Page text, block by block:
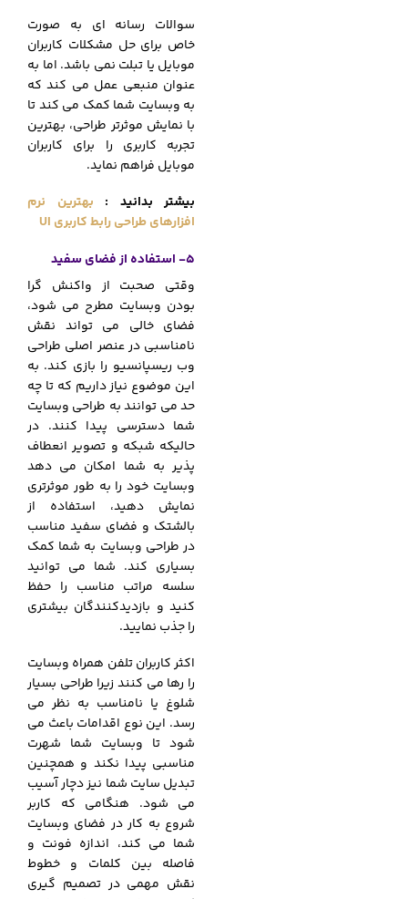
سوالات رسانه ای به صورت
خاص برای حل مشکلات کاربران
موبایل یا تبلت نمی باشد. اما به
عنوان منبعی عمل می کند که
به وبسایت شما کمک می کند تا
با نمایش موثرتر طراحی، بهترین
تجربه کاربری را برای کاربران
موبایل فراهم نماید.
بیشتر بدانید : بهترین نرم
افزارهای طراحی رابط کاربری UI
5- استفاده از فضای سفید
وقتی صحبت از واکنش گرا
بودن وبسایت مطرح می شود،
فضای خالی می تواند نقش
نامناسبی در عنصر اصلی طراحی
وب ریسپانسیو را بازی کند. به
این موضوع نیاز داریم که تا چه
حد می توانند به طراحی وبسایت
شما دسترسی پیدا کنند. در
حالیکه شبکه و تصویر انعطاف
پذیر به شما امکان می دهد
وبسایت خود را به طور موثرتری
نمایش دهید، استفاده از
بالشتک و فضای سفید مناسب
در طراحی وبسایت به شما کمک
بسیاری کند. شما می توانید
سلسه مراتب مناسب را حفظ
کنید و بازدیدکنندگان بیشتری
را جذب نمایید.
اکثر کاربران تلفن همراه وبسایت
را رها می کنند زیرا طراحی بسیار
شلوغ یا نامناسب به نظر می
رسد. این نوع اقدامات باعث می
شود تا وبسایت شما شهرت
مناسبی پیدا نکند و همچنین
تبدیل سایت شما نیز دچار آسیب
می شود. هنگامی که کاربر
شروع به کار در فضای وبسایت
شما می کند، اندازه فونت و
فاصله بین کلمات و خطوط
نقش مهمی در تصمیم گیری